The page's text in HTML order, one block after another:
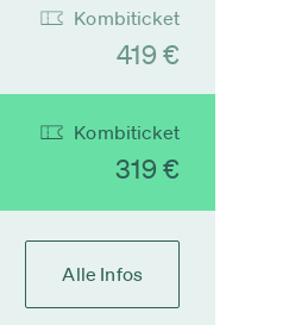
Kombiticket
419 €
Kombiticket
319 €
Alle Infos